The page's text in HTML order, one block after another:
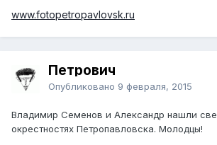
www.fotopetropavlovsk.ru
Петрович
Опубликовано 9 февраля, 2015
Владимир Семенов и Александр нашли
окрестностях Петропавловска. Молодцы!